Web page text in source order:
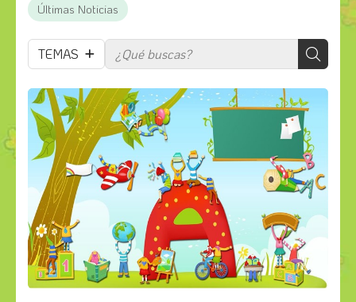
Últimas Noticias
TEMAS